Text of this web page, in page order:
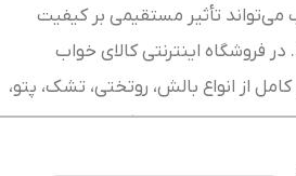
تأثیر مستقیمی بر کیفیت
فروشگاه اینترنتی کالای خواب
از انواع بالش، روتختی، تشک، پتو،
خواب را با کیفیت بالا و